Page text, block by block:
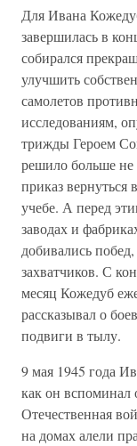
Для Ивана
завершилась в
собирался
улучшить
самолетов
исследованиям,
трижды Героем
решило больше
приказ
учебе. А перед
заводах и
добивались
захватчиков. С
месяц Кожедуб
рассказывал о
подвиги в тылу.
9 мая 1945 года
как он вспоминал
Отечественная
на домах алели